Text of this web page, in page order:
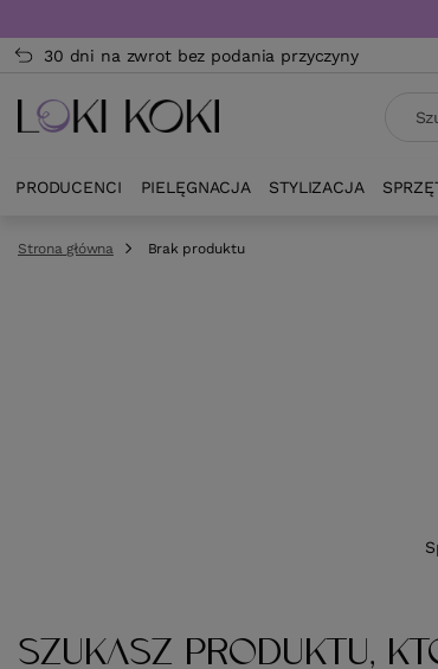
30 dni na zwrot bez podania przyczyny
PRODUCENCI PIELĘGNACJA STYLIZACJA
Strona główna Brak produktu
SZUKASZ PRODUKTU,